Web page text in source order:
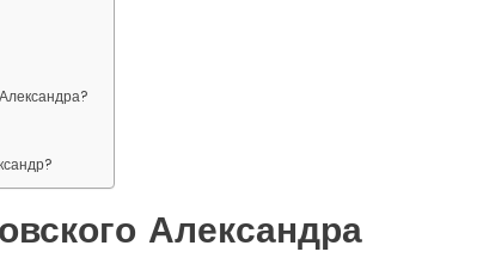
Александра